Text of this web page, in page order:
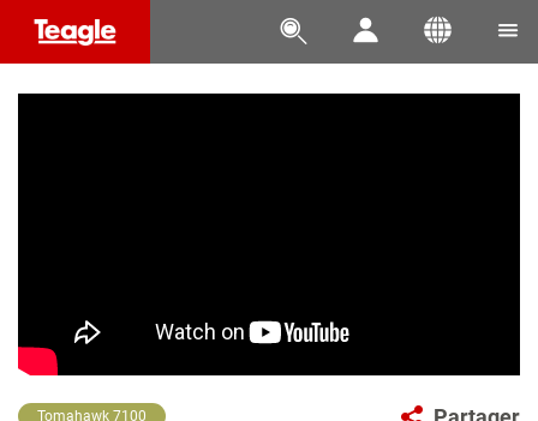
   
Tomahawk 7100